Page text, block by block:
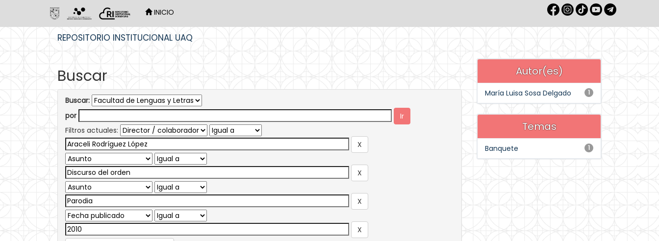
INICIO
REPOSITORIO INSTITUCIONAL UAQ
Buscar
Buscar:
por
Filtros actuales:
Autor(es)
1
María Luisa Sosa Delgado
Temas
1
Banquete